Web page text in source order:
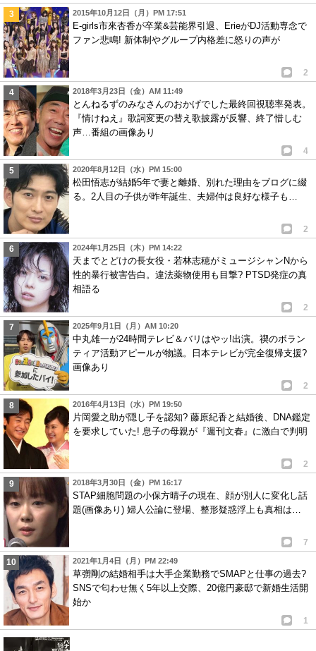
2015年10月12日（月）PM 17:51
E-girls市來杏香が卒業&芸能界引退、ErieがDJ活動専念で
ファン悲鳴! 新体制やグループ内格差に怒りの声が
2
2018年3月23日（金）AM 11:49
とんねるずのみなさんのおかげでした最終回視聴率発表。
『情けねえ』歌詞変更の替え歌披露が反響、終了惜しむ
声…番組の画像あり
4
2020年8月12日（水）PM 15:00
松田悟志が結婚5年で妻と離婚、別れた理由をブログに綴
る。2人目の子供が昨年誕生、夫婦仲は良好な様子も…
2
2024年1月25日（木）PM 14:22
天までとどけの長女役・若林志穂がミュージシャンNから
性的暴行被害告白。違法薬物使用も目撃? PTSD発症の真
相語る
2
2025年9月1日（月）AM 10:20
中丸雄一が24時間テレビ＆バリはやッ!出演。禊のボラン
ティア活動アピールが物議。日本テレビが完全復帰支援?
画像あり
2
2016年4月13日（水）PM 19:50
片岡愛之助が隠し子を認知? 藤原紀香と結婚後、DNA鑑定
を要求していた! 息子の母親が『週刊文春』に激白で判明
2
2018年3月30日（金）PM 16:17
STAP細胞問題の小保方晴子の現在、顔が別人に変化し話
題(画像あり) 婦人公論に登場、整形疑惑浮上も真相は…
7
2021年1月4日（月）PM 22:49
草彅剛の結婚相手は大手企業勤務でSMAPと仕事の過去?
SNSで匂わせ無く5年以上交際、20億円豪邸で新婚生活開
始か
1